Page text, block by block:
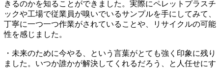
きるのかを知ることができました。実際にペレットプラスチ
ックや工場で従業員が嗅いでいるサンプルを手にしてみて、
丁寧に一つ一つ作業がされていることや、リサイクルの可能
性を感じました。
・未来のために今やる、という言葉がとても強く印象に残り
ました。いつか誰かが解決してくれるだろう、と人任せにす